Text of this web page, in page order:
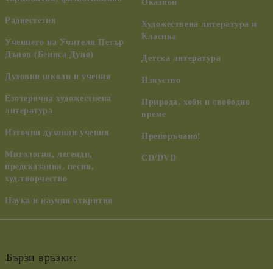
Радиестезия
Учението на Учителя Петър
Дънов (Беинса Дуно)
Духовни школи и учения
Езотерична художествена
литература
Източни духовни учения
Митология, легенди,
предсказания, песни,
худ.творчество
Наука и научни открития
Оказион
Художествена литература и
Класика
Детска литература
Изкуство
Природа, хоби и свободно
време
Препоръчано!
CD/DVD
Бързи връзки: